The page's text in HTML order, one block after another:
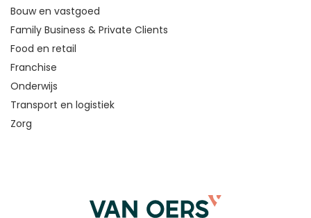
Bouw en vastgoed
Family Business & Private Clients
Food en retail
Franchise
Onderwijs
Transport en logistiek
Zorg